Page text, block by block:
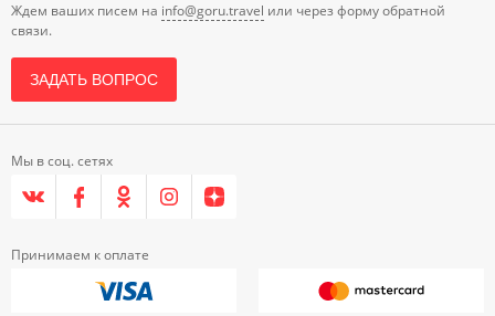
Ждем ваших писем на info@goru.travel или через форму обратной
связи.
ЗАДАТЬ ВОПРОС
Мы в соц. сетях
Принимаем к оплате